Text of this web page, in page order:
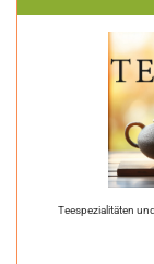
Teespezialitäten